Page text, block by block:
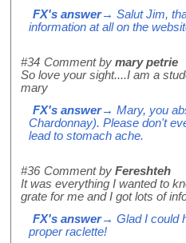
FX's answer→ Salut Jim,
information at all on the
#34 Comment by mary petrie
So love your sight....I am a
mary
FX's answer→ Mary, you
Chardonnay). Please don't
lead to stomach ache.
#36 Comment by Fereshteh
It was everything I wanted to
grate for me and I got lots of
FX's answer→ Glad I could
proper raclette!